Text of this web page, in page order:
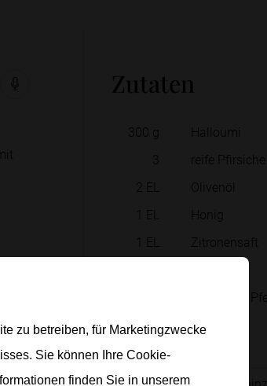
Zutaten
300 g
Halloumi
3
reife Pfirsiche
2 EL
Olivenöl
1 EL
Honig
1 EL
Zitronensaft
schwarzer
80g Rucola
zu betreiben, für Marketingzwecke
Sie können Ihre Cookie-
finden Sie in unserem